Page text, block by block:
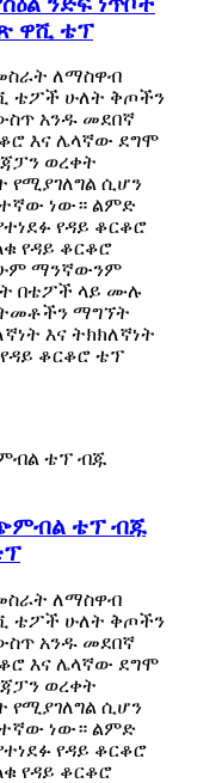
ዋሺ ቴፕ
ለማስዋብ
ቴፖች ሁለት ቅጦችን
አንዱ መደበኛ
እና ሌላኛው ደግሞ
ወረቀት
ሲሆን
ነው። ልምድ
የዳይ ቆርቆሮ
የዳይ ቆርቆሮ
ማንኛውንም
በቴፖች ላይ ሙሉ
ማግኘት
እና ትክክለኛነት
ቆርቆሮ ቴፕ
ቴፕ ብጁ
ለማስዋብ
ቴፖች ሁለት ቅጦችን
አንዱ መደበኛ
እና ሌላኛው ደግሞ
ወረቀት
ሲሆን
ነው። ልምድ
የዳይ ቆርቆሮ
የዳይ ቆርቆሮ